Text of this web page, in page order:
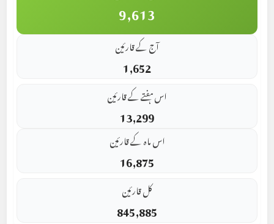
9,613
آج کے قارئین
1,652
اس ہفتے کے قارئین
13,299
اس ماہ کے قارئین
16,875
کل قارئین
845,885